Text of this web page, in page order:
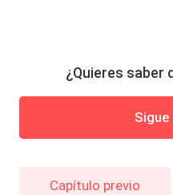
¿Quieres saber
Sigue
Capítulo previo